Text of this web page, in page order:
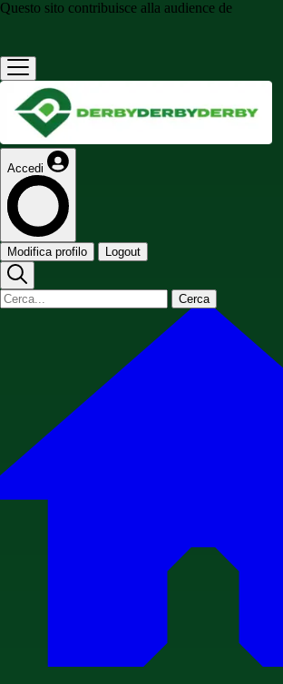
Questo sito contribuisce alla audience de
Accedi
Modifica profilo Logout
Cerca